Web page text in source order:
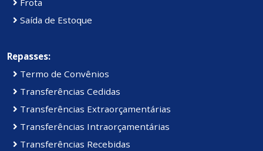
Frota
Saída de Estoque
Repasses:
Termo de Convênios
Transferências Cedidas
Transferências Extraorçamentárias
Transferências Intraorçamentárias
Transferências Recebidas